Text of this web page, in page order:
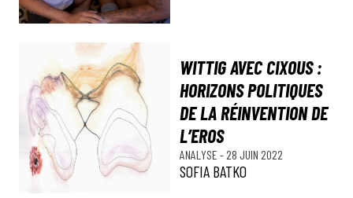
WITTIG AVEC CIXOUS :
HORIZONS POLITIQUES
DE LA RÉINVENTION DE
L’EROS
ANALYSE - 28 JUIN 2022
SOFIA BATKO